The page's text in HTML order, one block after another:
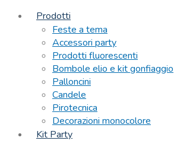
Prodotti
Feste a tema
Accessori party
Prodotti fluorescenti
Bombole elio e kit gonfiaggio
Palloncini
Candele
Pirotecnica
Decorazioni monocolore
Kit Party